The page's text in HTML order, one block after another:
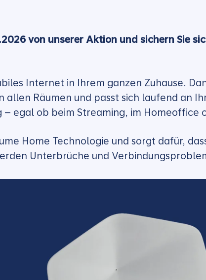
von unserer Aktion und sichern Sie
Internet in Ihrem ganzen Zuhause.
allen Räumen und passt sich laufend an
egal ob beim Streaming, im Homeoffice
Home Technologie und sorgt dafür,
Unterbrüche und